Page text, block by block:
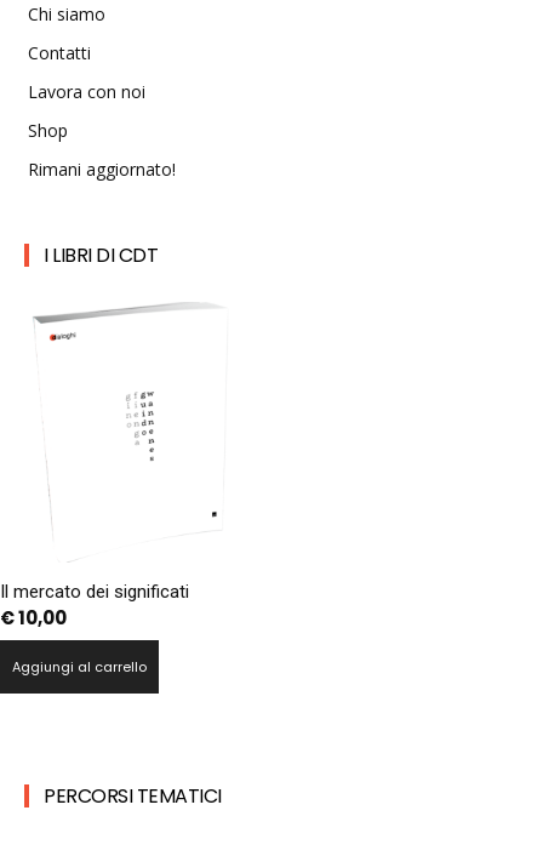
Chi siamo
Contatti
Lavora con noi
Shop
Rimani aggiornato!
I LIBRI DI CDT
Il mercato dei significati
€10,00
Aggiungi al carrello
PERCORSI TEMATICI